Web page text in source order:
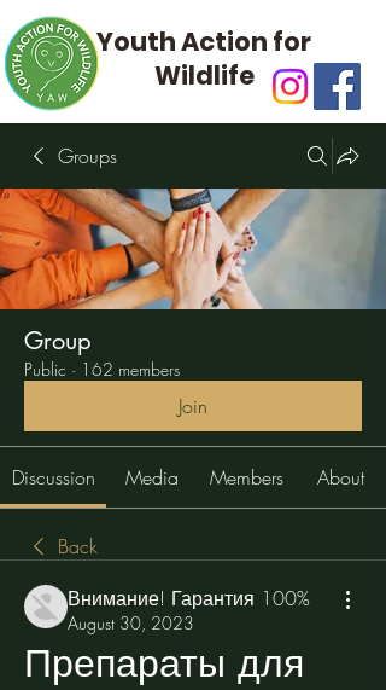
Youth Action for
Wildlife
Groups
Group
Public · 162 members
Join
Discussion Media Members About
Back
Внимание! Гарантия 100%
August 30, 2023
Препараты для